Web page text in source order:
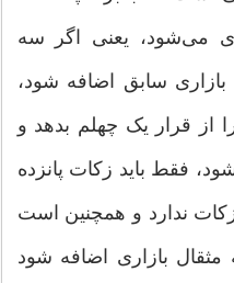
می‌شود، یعنی اگر سه
بازاری سابق اضافه شود،
از قرار یک چهلم بدهد و
فقط باید زكات پانزده
ندارد و همچنین است
مثقال بازاری اضافه شود